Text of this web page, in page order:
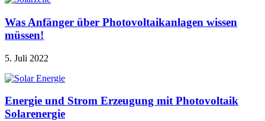
Was Anfänger über Photovoltaikanlagen wissen
müssen!
5. Juli 2022
Energie und Strom Erzeugung mit Photovoltaik
Solarenergie